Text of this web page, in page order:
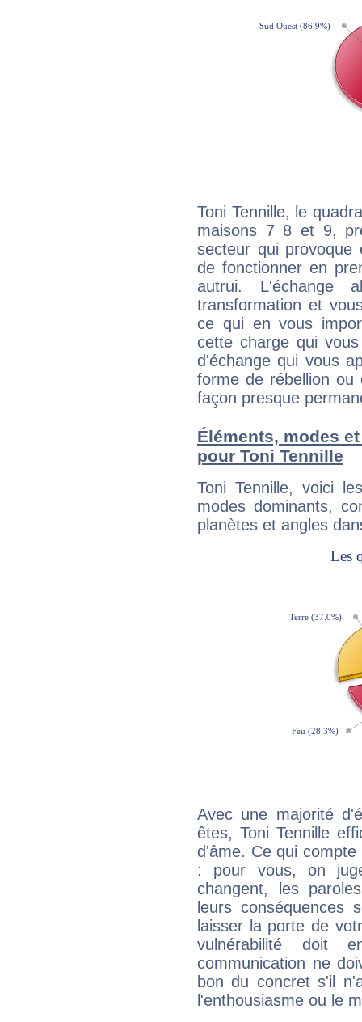
Toni Tennille, le
maisons 7 8 et 9,
secteur qui provoque
de fonctionner en
autrui. L'échange
transformation et
ce qui en vous
cette charge qui
d'échange qui vous
forme de rébellion ou
façon presque
Éléments, modes
pour Toni Tennille
Toni Tennille, voici
modes dominants,
planètes et angles
Avec une majorité
êtes, Toni Tennille
d'âme. Ce qui
: pour vous, on
changent, les
leurs conséquences
laisser la porte de
vulnérabilité doit
communication ne
bon du concret s'il
l'enthousiasme ou le